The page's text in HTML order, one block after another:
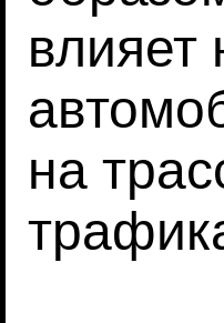
на